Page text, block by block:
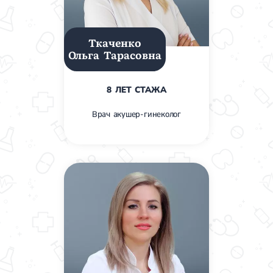
Лечение грыжи диска
Лечение межпозвоночной грыжи
Грыжа позвоночника
Протрузия дисков
Протрузия дисков пояснично-крестцового отдела
Протрузия межпозвонковых дисков
Протрузия шейного отдела
Ишемическая болезнь сердца
Инфаркт миокарда
Инфекционный эндокардит
Нейроциркуляторная дистония
Нейроциркуляторная дистония по гипертоническому типу
Сердечная недостаточность
Митральный порок сердца
Ткаченко
Ольга Тарасовна
8 ЛЕТ СТАЖА
Врач акушер-гинеколог